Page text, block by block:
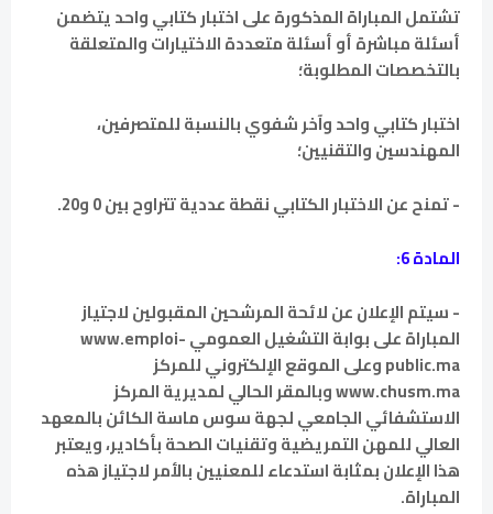
تشتمل المباراة المذكورة على اختبار كتابي واحد يتضمن
أسئلة مباشرة أو أسئلة متعددة الاختيارات والمتعلقة
بالتخصصات المطلوبة؛
اختبار كتابي واحد وآخر شفوي بالنسبة للمتصرفين،
المهندسين والتقنيين؛
- تمنح عن الاختبار الكتابي نقطة عددية تتراوح بين 0 و20.
المادة 6:
- سيتم الإعلان عن لائحة المرشحين المقبولين لاجتياز
المباراة على بوابة التشغيل العمومي www.emploi-
public.ma وعلى الموقع الإلكتروني للمركز
www.chusm.ma وبالمقر الحالي لمديرية المركز
الاستشفائي الجامعي لجهة سوس ماسة الكائن بالمعهد
العالي للمهن التمريضية وتقنيات الصحة بأكادير، ويعتبر
هذا الإعلان بمثابة استدعاء للمعنيين بالأمر لاجتياز هذه
المباراة.